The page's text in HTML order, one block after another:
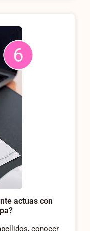
actuas con
conocer